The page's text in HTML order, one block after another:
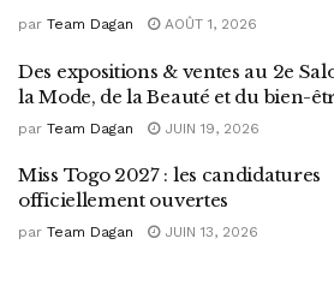
par Team Dagan AOÛT 1, 2026
Des expositions & ventes au 2e
la Mode, de la Beauté et du bien-
par Team Dagan JUIN 19, 2026
Miss Togo 2027 : les candidatures
officiellement ouvertes
par Team Dagan JUIN 13, 2026